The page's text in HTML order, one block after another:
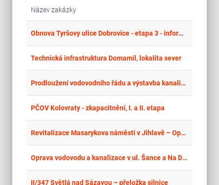
Název zakázky
Obnova Tyršovy ulice Dobrovice - etapa 3 - informace na profilu Vodovody a kanalizace Mladá Boleslav, a.s., veškeré informace na - https://zakazky.vakmb.info/contract_display_255.html
Technická infrastruktura Domamil, lokalita sever
Prodloužení vodovodního řádu a výstavba kanalizace v lokalitě Na Vyhlídce, Libušín
PČOV Kolovraty - zkapacitnění, I. a II. etapa
Revitalizace Masarykova náměstí v Jihlavě – Opatření v souvislosti s adaptací na změnu klimatu v centru města Jihlavy
Oprava vodovodu a kanalizace v ul. Šance a Na Drahách, Blatnice pod Sv. Antonínkem
II/347 Světlá nad Sázavou – přeložka silnice